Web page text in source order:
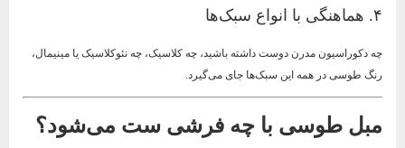
۴. هماهنگی با انواع سبک‌ها
چه دکوراسیون مدرن دوست داشته باشید، چه کلاسیک، چه نئوکلاسیک یا مینیمال،
رنگ طوسی در همه این سبک‌ها جای می‌گیرد.
مبل طوسی با چه فرشی ست می‌شود؟